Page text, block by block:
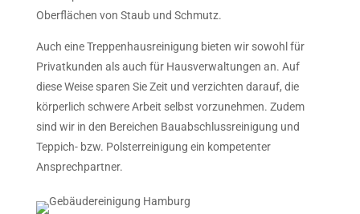
Oberflächen von Staub und Schmutz.
Auch eine Treppenhausreinigung bieten wir sowohl für
Privatkunden als auch für Hausverwaltungen an. Auf
diese Weise sparen Sie Zeit und verzichten darauf, die
körperlich schwere Arbeit selbst vorzunehmen. Zudem
sind wir in den Bereichen Bauabschlussreinigung und
Teppich- bzw. Polsterreinigung ein kompetenter
Ansprechpartner.